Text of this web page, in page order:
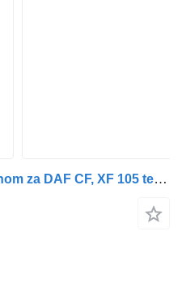
1659629 prekidač pod volanom za DAF CF, XF 105 tegljača